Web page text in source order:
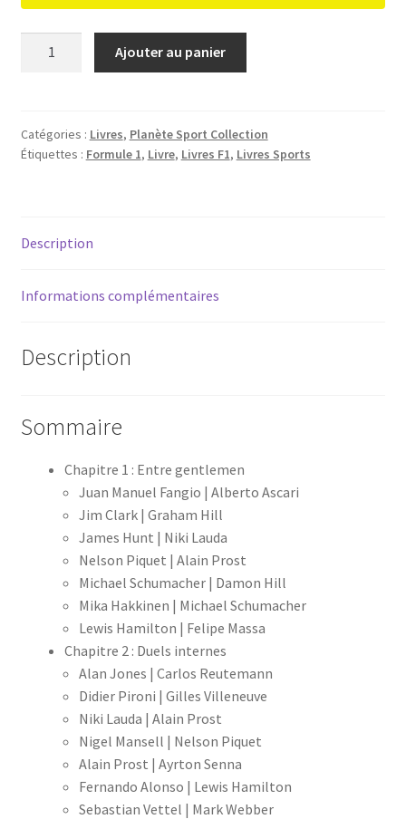
Collection
3
duels
la
Ajouter au panier
Catégories : Livres, Planète Sport Collection
Étiquettes : Formule 1, Livre, Livres F1, Livres Sports
Description
Informations complémentaires
Description
Sommaire
Chapitre 1 : Entre gentlemen
Juan Manuel Fangio | Alberto Ascari
Jim Clark | Graham Hill
James Hunt | Niki Lauda
Nelson Piquet | Alain Prost
Michael Schumacher | Damon Hill
Mika Hakkinen | Michael Schumacher
Lewis Hamilton | Felipe Massa
Chapitre 2 : Duels internes
Alan Jones | Carlos Reutemann
Didier Pironi | Gilles Villeneuve
Niki Lauda | Alain Prost
Nigel Mansell | Nelson Piquet
Alain Prost | Ayrton Senna
Fernando Alonso | Lewis Hamilton
Sebastian Vettel | Mark Webber